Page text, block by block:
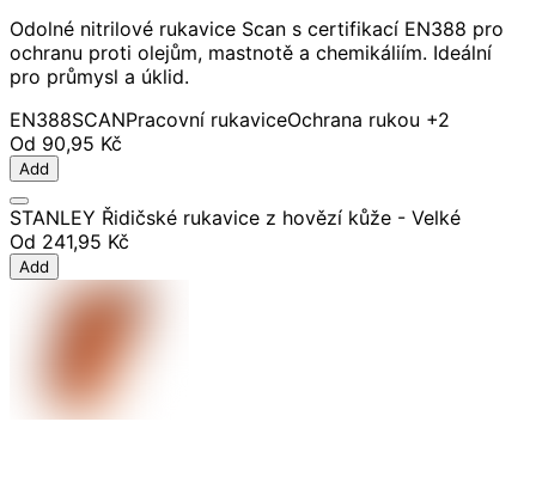
Odolné nitrilové rukavice Scan s certifikací EN388 pro
ochranu proti olejům, mastnotě a chemikáliím. Ideální
pro průmysl a úklid.
EN388SCANPracovní rukaviceOchrana rukou +2
Od 90,95 Kč
Add
STANLEY Řidičské rukavice z hovězí kůže - Velké
Od 241,95 Kč
Add